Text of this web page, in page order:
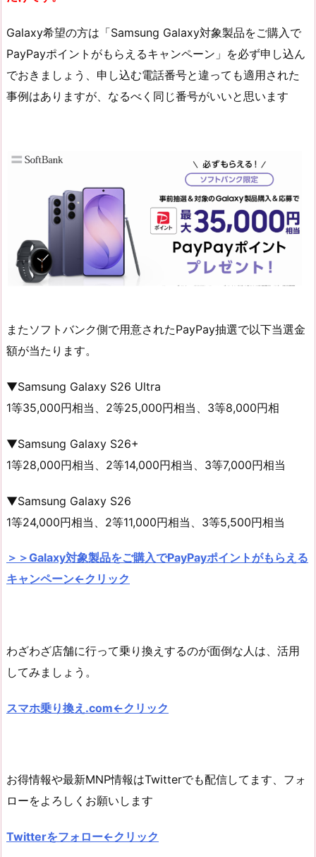
Galaxy希望の方は「Samsung Galaxy対象製品をご購入で
PayPayポイントがもらえるキャンペーン」を必ず申し込ん
でおきましょう、申し込む電話番号と違っても適用された
事例はありますが、なるべく同じ番号がいいと思います
またソフトバンク側で用意されたPayPay抽選で以下当選金
額が当たります。
▼Samsung Galaxy S26 Ultra
1等35,000円相当、2等25,000円相当、3等8,000円相
▼Samsung Galaxy S26+
1等28,000円相当、2等14,000円相当、3等7,000円相当
▼Samsung Galaxy S26
1等24,000円相当、2等11,000円相当、3等5,500円相当
＞＞Galaxy対象製品をご購入でPayPayポイントがもらえる
キャンペーン←クリック
わざわざ店舗に行って乗り換えするのが面倒な人は、活用
してみましょう。
スマホ乗り換え.com←クリック
お得情報や最新MNP情報はTwitterでも配信してます、フォ
ローをよろしくお願いします
Twitterをフォロー←クリック